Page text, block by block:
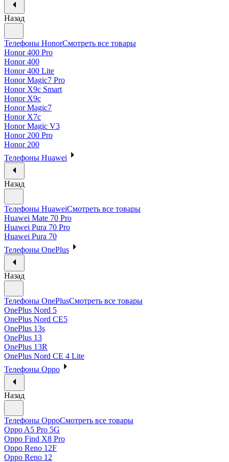
Назад
Телефоны HonorСмотреть все товары
Honor 400 Pro
Honor 400
Honor 400 Lite
Honor Magic7 Pro
Honor X9c Smart
Honor X9c
Honor Magic7
Honor X7c
Honor Magic V3
Honor 200 Pro
Honor 200
Телефоны Huawei
Назад
Телефоны HuaweiСмотреть все товары
Huawei Mate 70 Pro
Huawei Pura 70 Pro
Huawei Pura 70
Телефоны OnePlus
Назад
Телефоны OnePlusСмотреть все товары
OnePlus Nord 5
OnePlus Nord CE5
OnePlus 13s
OnePlus 13
OnePlus 13R
OnePlus Nord CE 4 Lite
Телефоны Oppo
Назад
Телефоны OppoСмотреть все товары
Oppo A5 Pro 5G
Oppo Find X8 Pro
Oppo Reno 12F
Oppo Reno 12